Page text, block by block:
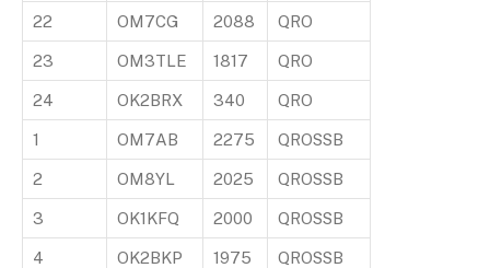
22 OM7CG 2088 QRO
23 OM3TLE 1817 QRO
24 OK2BRX 340 QRO
1 OM7AB 2275 QROSSB
2 OM8YL 2025 QROSSB
3 OK1KFQ 2000 QROSSB
4 OK2BKP 1975 QROSSB